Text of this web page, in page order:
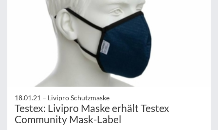
18.01.21 – Livipro Schutzmaske
Testex: Livipro Maske erhält Testex
Community Mask-Label